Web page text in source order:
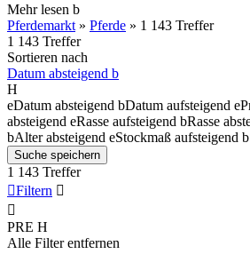
Mehr lesen b
Pferdemarkt » Pferde » 1 143 Treffer
1 143 Treffer
Sortieren nach
Datum absteigend b
H
eDatum absteigend bDatum aufsteigend e
absteigend eRasse aufsteigend bRasse
bAlter absteigend eStockmaß aufsteigend b
Suche speichern
1 143 Treffer
Filtern 

PRE H
Alle Filter entfernen